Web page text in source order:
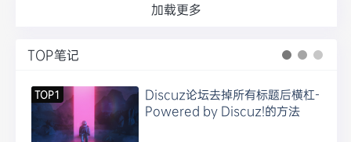
加载更多
TOP笔记
TOP1
Discuz论坛去掉所有标题后横杠-
Powered by Discuz!的方法